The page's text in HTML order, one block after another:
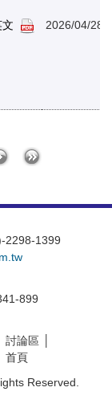
2026/04/28
2298-1399
899
討論區
首頁
Reserved.